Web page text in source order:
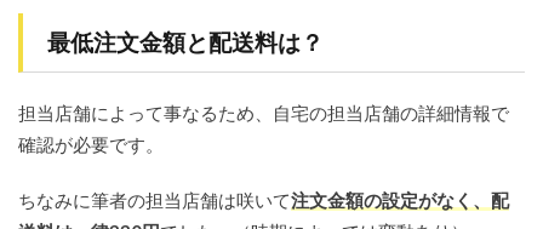
最低注文金額と配送料は？
担当店舗によって事なるため、自宅の担当店舗の詳細情報で
確認が必要です。
ちなみに筆者の担当店舗は咲いて注文金額の設定がなく、配